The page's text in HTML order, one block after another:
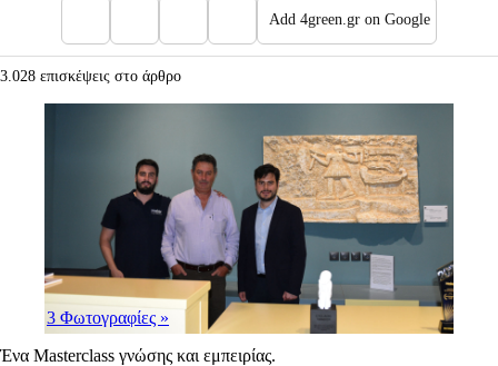
Add 4green.gr on Google
3.028 επισκέψεις στο άρθρο
3 Φωτογραφίες »
Ένα Masterclass γνώσης και εμπειρίας.